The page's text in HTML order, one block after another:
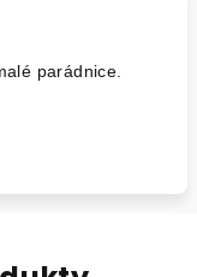
parádnice.